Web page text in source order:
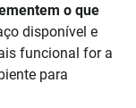
o que
disponível e
funcional for a
para